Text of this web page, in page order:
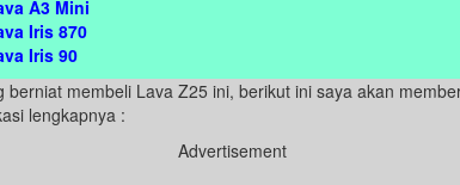
A3 Mini
Iris 870
Iris 90
berniat membeli Lava Z25 ini, berikut ini saya akan
lengkapnya :
Advertisement